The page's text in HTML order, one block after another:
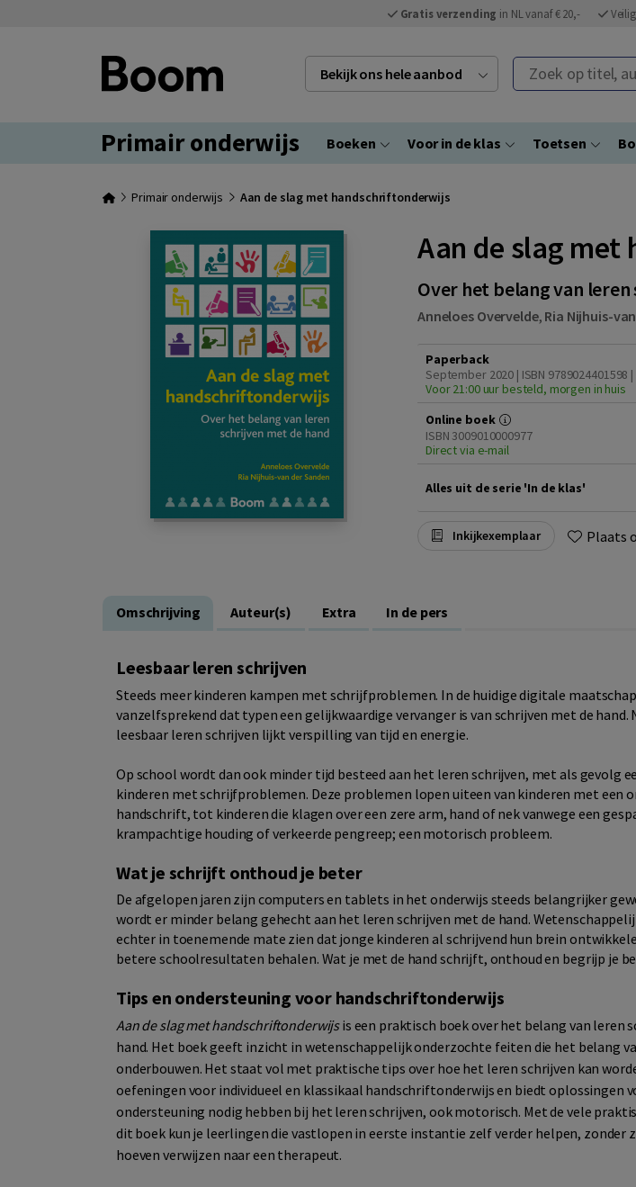
Gratis verzending in NL vanaf € 20,-
Bekijk ons hele aanbod Zoek op titel,
Primair onderwijs Boeken Voor in de klas Toetsen
Primair onderwijs Aan de slag met handschriftonderwijs
Aan de slag
Over het belang van
Anneloes Overvelde, Ria Nijhuis-
Paperback
September 2020 | ISBN 9789024401598 |
Voor 21:00 uur besteld, morgen in huis
Online boek
ISBN 3009010000977
Direct via e-mail
Alles uit de serie 'In de klas'
Inkijkexemplaar Plaats
Omschrijving Auteur(s) Extra In de pers
Leesbaar leren schrijven
Steeds meer kinderen kampen met schrijfproblemen. In de huidige digitale
vanzelfsprekend dat typen een gelijkwaardige vervanger is van schrijven met de hand.
leesbaar leren schrijven lijkt verspilling van tijd en energie.
Op school wordt dan ook minder tijd besteed aan het leren schrijven, met als gevolg
kinderen met schrijfproblemen. Deze problemen lopen uiteen van kinderen met een
handschrift, tot kinderen die klagen over een zere arm, hand of nek vanwege een
krampachtige houding of verkeerde pengreep; een motorisch probleem.
Wat je schrijft onthoud je beter
De afgelopen jaren zijn computers en tablets in het onderwijs steeds belangrijker
wordt er minder belang gehecht aan het leren schrijven met de hand.
echter in toenemende mate zien dat jonge kinderen al schrijvend hun brein
betere schoolresultaten behalen. Wat je met de hand schrijft, onthoud en begrijp je
Tips en ondersteuning voor handschriftonderwijs
Aan de slag met handschriftonderwijsis een praktisch boek over het belang van leren
hand. Het boek geeft inzicht in wetenschappelijk onderzochte feiten die het belang
onderbouwen. Het staat vol met praktische tips over hoe het leren schrijven kan
oefeningen voor individueel en klassikaal handschriftonderwijs en biedt oplossingen
ondersteuning nodig hebben bij het leren schrijven, ook motorisch. Met de vele
dit boek kun je leerlingen die vastlopen in eerste instantie zelf verder helpen, zonder
hoeven verwijzen naar een therapeut.